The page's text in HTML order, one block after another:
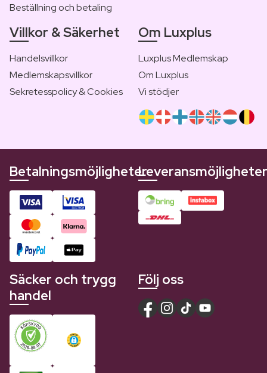
Beställning och betaling
Villkor & Säkerhet
Handelsvillkor
Medlemskapsvillkor
Sekretesspolicy & Cookies
Om Luxplus
Luxplus Medlemskap
Om Luxplus
Vi stödjer
BetalningsmöjligheterLeveransmöjligheter
Säcker och trygg
handel
Följ oss